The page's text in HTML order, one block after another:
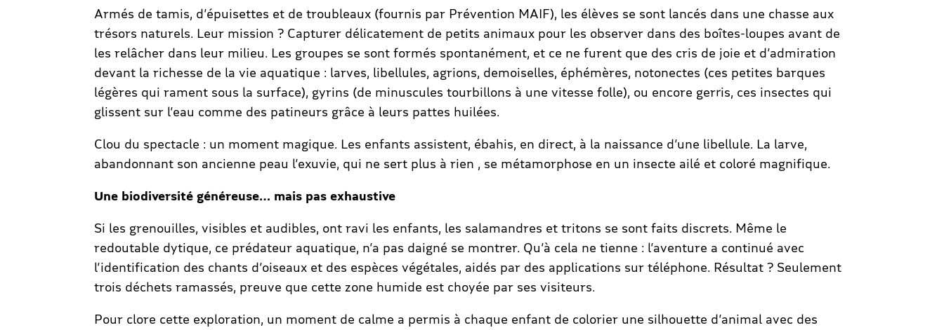
Armés de tamis, d’épuisettes et de troubleaux (fournis par Prévention MAIF), les élèves se sont lancés dans une chasse aux
trésors naturels. Leur mission ? Capturer délicatement de petits animaux pour les observer dans des boîtes-loupes avant de
les relâcher dans leur milieu. Les groupes se sont formés spontanément, et ce ne furent que des cris de joie et d’admiration
devant la richesse de la vie aquatique : larves, libellules, agrions, demoiselles, éphémères, notonectes (ces petites barques
légères qui rament sous la surface), gyrins (de minuscules tourbillons à une vitesse folle), ou encore gerris, ces insectes qui
glissent sur l’eau comme des patineurs grâce à leurs pattes huilées.
Clou du spectacle : un moment magique. Les enfants assistent, ébahis, en direct, à la naissance d’une libellule. La larve,
abandonnant son ancienne peau l’exuvie, qui ne sert plus à rien , se métamorphose en un insecte ailé et coloré magnifique.
Une biodiversité généreuse… mais pas exhaustive
Si les grenouilles, visibles et audibles, ont ravi les enfants, les salamandres et tritons se sont faits discrets. Même le
redoutable dytique, ce prédateur aquatique, n’a pas daigné se montrer. Qu’à cela ne tienne : l’aventure a continué avec
l’identification des chants d’oiseaux et des espèces végétales, aidés par des applications sur téléphone. Résultat ? Seulement
trois déchets ramassés, preuve que cette zone humide est choyée par ses visiteurs.
Pour clore cette exploration, un moment de calme a permis à chaque enfant de colorier une silhouette d’animal avec des